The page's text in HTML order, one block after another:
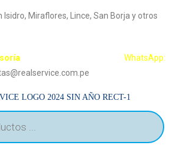
Isidro, Miraflores, Lince, San Borja y otros
WhatsApp: